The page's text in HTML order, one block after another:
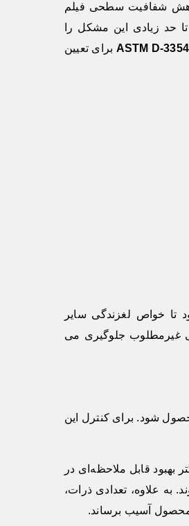
کاهش شفافیت سطحی فیلم
حد زیادی این مشکل را
ASTM D- برای تعیین
تا خواص لغزندگی سایر
غیرمطلوب جلوگیری می
شود. برای کنترل این
میکرومتر است. ذرات بزرگتر بهبود قابل ملاحظه‌ای در
علاوه، تعدادی ذرات،
محصول آسیب برساند.